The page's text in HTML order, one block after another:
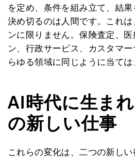
を定め、条件を組み立て、結
決め切るのは人間です。これ
ンに限りません。保険査定、医
ン、行政サービス、カスタマ
らゆる領域に同じように当ては
AI時代に生ま
の新しい仕事
これらの変化は、二つの新し